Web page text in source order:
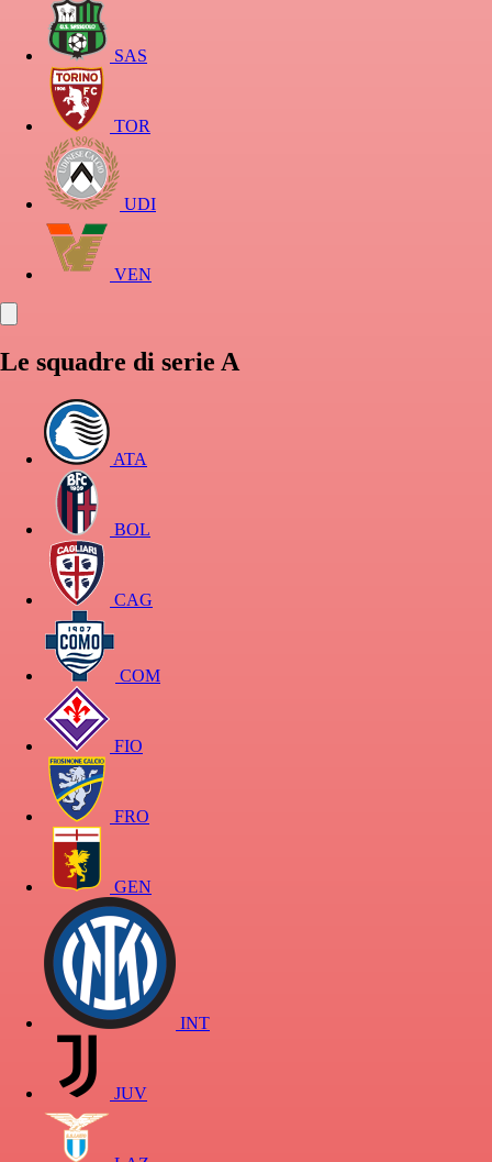
SAS
TOR
UDI
VEN
Le squadre di serie A
ATA
BOL
CAG
COM
FIO
FRO
GEN
INT
JUV